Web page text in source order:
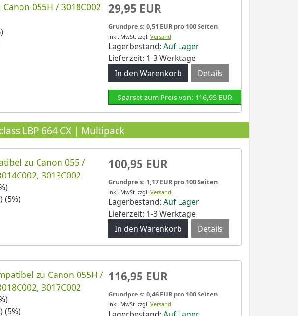
055H / 3018C002
29,95 EUR
Grundpreis: 0,51 EUR pro 100 Seiten
inkl. MwSt. zzgl. Versand
Lagerbestand: Auf Lager
Lieferzeit: 1-3 Werktage
Details
Sparset zum Preis von: 116,95 EUR
LBP 664 CX | Multipack
zu Canon 055 /
3013C002
(5%)
100,95 EUR
Grundpreis: 1,17 EUR pro 100 Seiten
inkl. MwSt. zzgl. Versand
Lagerbestand: Auf Lager
Lieferzeit: 1-3 Werktage
Details
zu Canon 055H /
3017C002
(5%)
116,95 EUR
Grundpreis: 0,46 EUR pro 100 Seiten
inkl. MwSt. zzgl. Versand